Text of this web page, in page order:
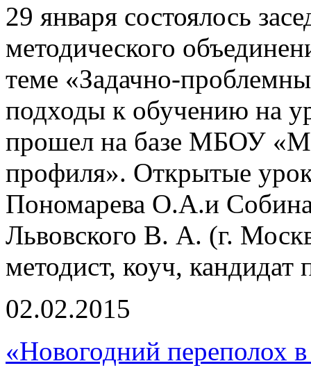
29 января состоялось
методического
теме «Задачно-
подходы к обучению на
прошел на базе МБОУ
профиля». Открытые
Пономарева О.А.и
Львовского В. А. (г.
методист, коуч, кандидат
02.02.2015
«Новогодний переполох